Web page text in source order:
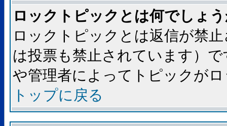
ロックトピックとは何でしょ
ロックトピックとは返信が禁
は投票も禁止されています）
や管理者によってトピックが
トップに戻る